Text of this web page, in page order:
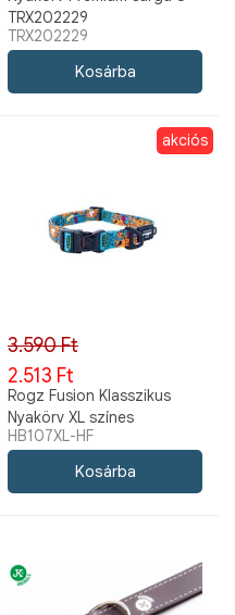
TRX202229
TRX202229
akciós
3.590 Ft
2.513 Ft
Rogz Fusion Klasszikus
Nyakörv XL színes
HB107XL-HF